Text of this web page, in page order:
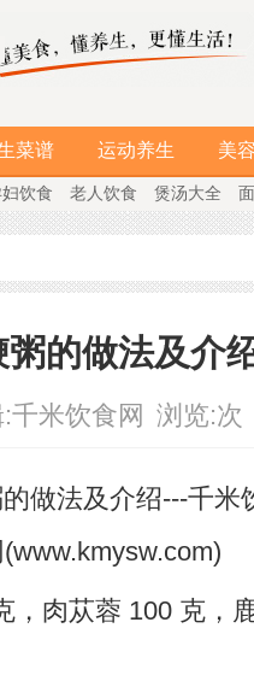
菜谱 运动养生 美
饮食 老人饮食 煲汤大全
粥的做法及介
千米饮食网 浏览:次
，肉苁蓉 100 克，